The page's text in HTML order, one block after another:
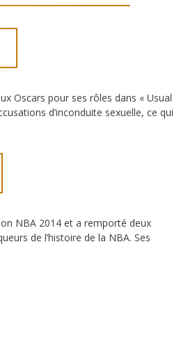
Oscars pour ses rôles dans « Usual
d’inconduite sexuelle, ce qui
NBA 2014 et a remporté deux
de l’histoire de la NBA. Ses